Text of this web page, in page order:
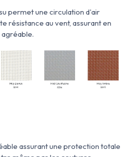
permet une circulation d'air
résistance au vent, assurant en
assurant une protection totale